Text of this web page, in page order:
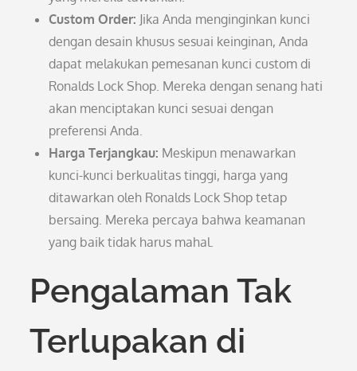
Custom Order: Jika Anda menginginkan kunci
dengan desain khusus sesuai keinginan, Anda
dapat melakukan pemesanan kunci custom di
Ronalds Lock Shop. Mereka dengan senang hati
akan menciptakan kunci sesuai dengan
preferensi Anda.
Harga Terjangkau: Meskipun menawarkan
kunci-kunci berkualitas tinggi, harga yang
ditawarkan oleh Ronalds Lock Shop tetap
bersaing. Mereka percaya bahwa keamanan
yang baik tidak harus mahal.
Pengalaman Tak
Terlupakan di